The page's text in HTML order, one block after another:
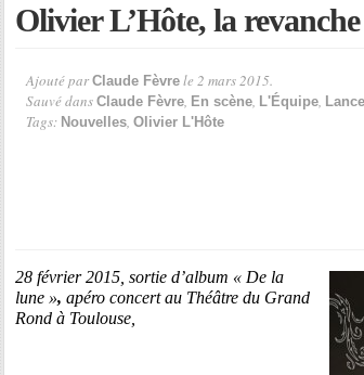
Olivier L’Hôte, la
Ajouté par Claude Fèvre le 2 mars 2015.
Sauvé dans Claude Fèvre, En scène, L'Équipe,
Tags: Nouvelles, Olivier L'Hôte
28 février 2015, sortie d’album « De la
lune », apéro concert au Théâtre du Grand
Rond à Toulouse,